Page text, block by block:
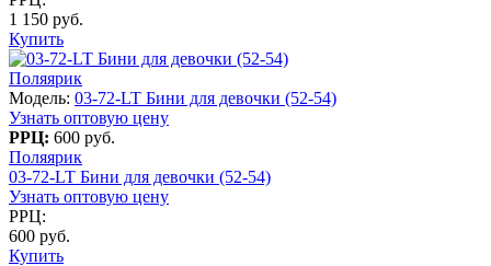
1 150 руб.
Купить
Поляярик
Модель: 03-72-LT Бини для девочки (52-54)
Узнать оптовую цену
РРЦ: 600 руб.
Поляярик
03-72-LT Бини для девочки (52-54)
Узнать оптовую цену
РРЦ:
600 руб.
Купить